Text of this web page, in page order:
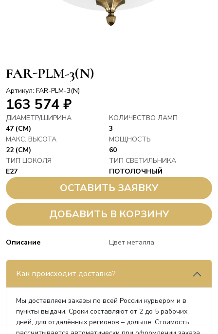
FAR-PLM-3(N)
Артикул: FAR-PLM-3(N)
163 574 ₽
ДИАМЕТР/ШИРИНА
47 (СМ)
КОЛИЧЕСТВО ЛАМП
3
МАКС. ВЫСОТА
22 (СМ)
МОЩНОСТЬ
60
ТИП ЦОКОЛЯ
E27
ТИП СВЕТИЛЬНИКА
ПОТОЛОЧНЫЙ
ОСТАВИТЬ ЗАЯВКУ
ДОБАВИТЬ В КОРЗИНУ
Описание Цвет металла
Как происходит доставка?
Мы доставляем заказы по всей России курьером и в
пункты выдачи. Сроки составляют от 2 до 5 рабочих
дней, для отдалённых регионов – дольше. Стоимость